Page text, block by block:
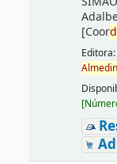
[Coor
Editora:
[